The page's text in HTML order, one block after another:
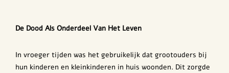
De Dood Als Onderdeel Van Het Leven
In vroeger tijden was het gebruikelijk dat grootouders bij
hun kinderen en kleinkinderen in huis woonden. Dit zorgde